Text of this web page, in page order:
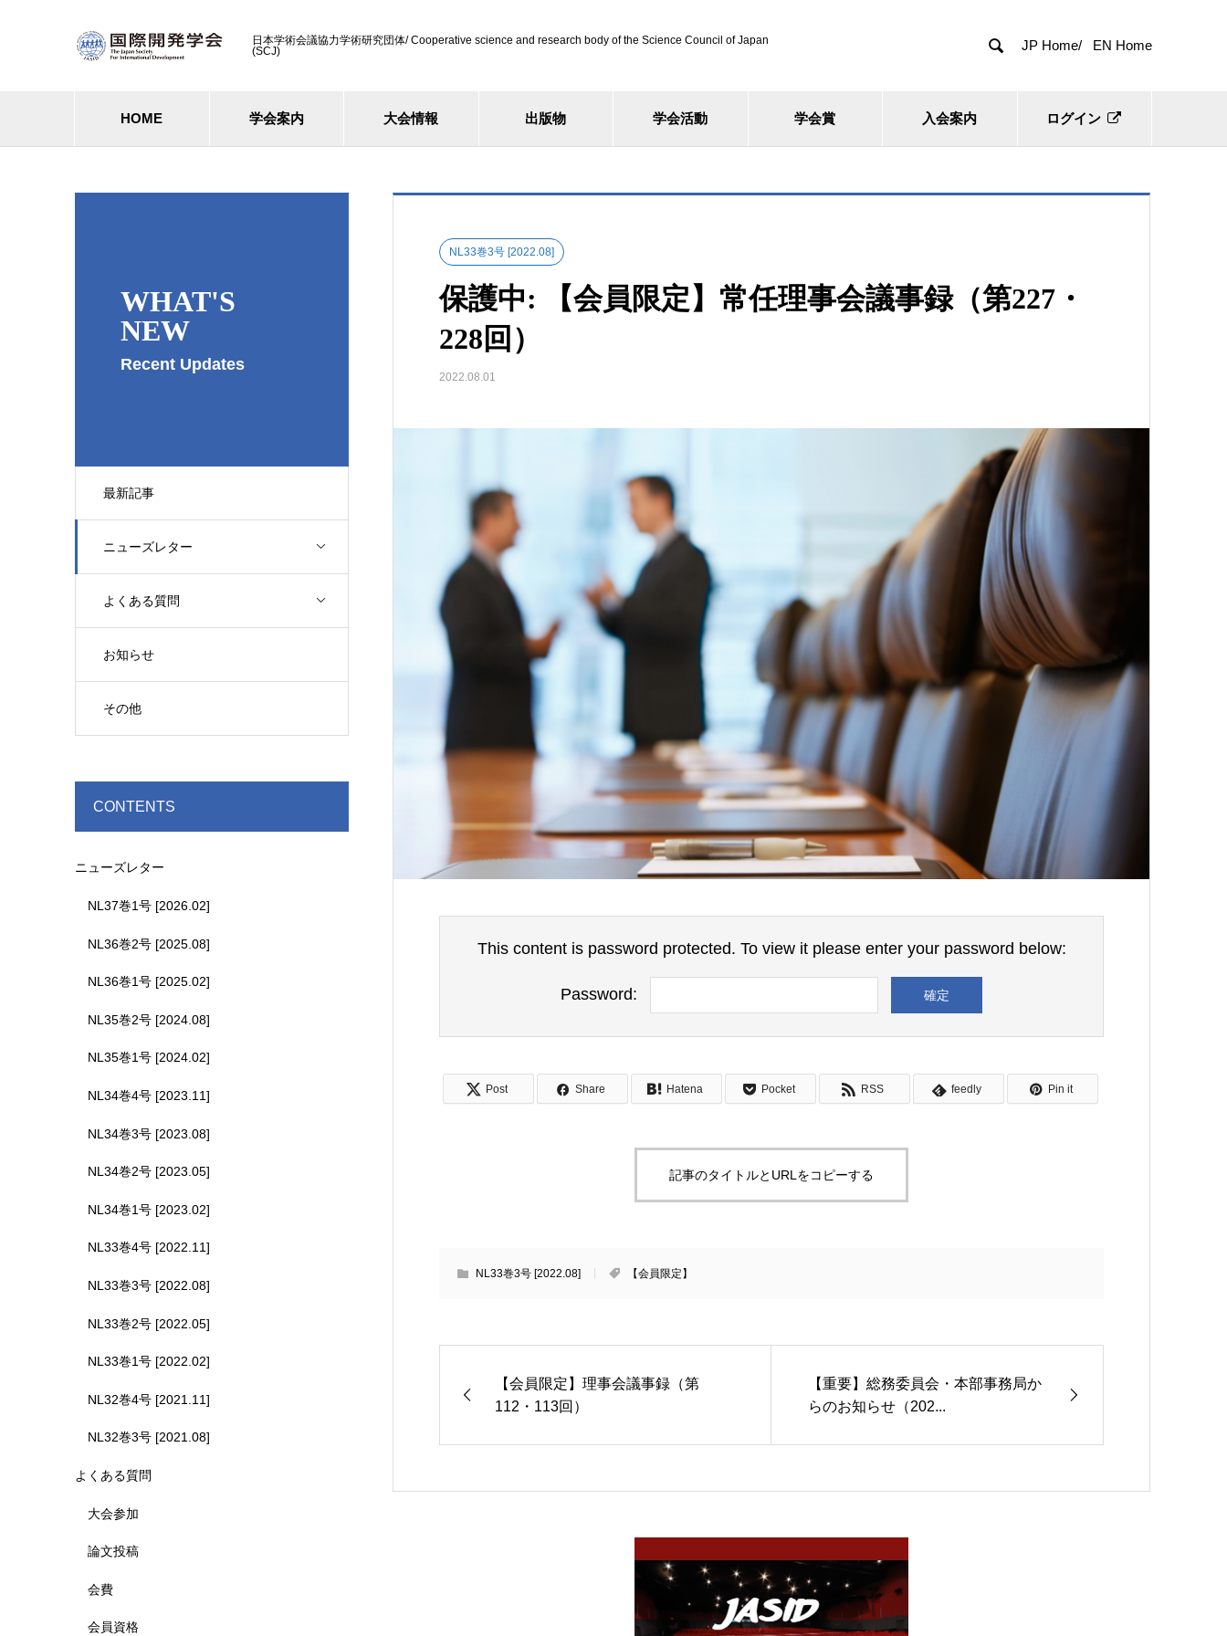
日本学術会議協力学術研究団体/ Cooperative science and research body of the Science Council of Japan
(SCJ)
 JP Home/ EN Home
HOME 学会案内 大会情報 出版物 学会活動 学会賞 入会案内 ログイン
WHAT'S
NEW
Recent Updates
最新記事
ニューズレター
よくある質問
お知らせ
その他
NL33巻3号 [2022.08]
保護中: 【会員限定】常任理事会議事録（第227・
228回）
2022.08.01
This content is password protected. To view it please enter your password below:
Password:
Post Share Hatena Pocket RSS feedly Pin it
記事のタイトルとURLをコピーする
NL33巻3号 [2022.08] 【会員限定】
【会員限定】理事会議事録（第
112・113回）
【重要】総務委員会・本部事務局か
らのお知らせ（202...
CONTENTS
ニューズレター
NL37巻1号 [2026.02]
NL36巻2号 [2025.08]
NL36巻1号 [2025.02]
NL35巻2号 [2024.08]
NL35巻1号 [2024.02]
NL34巻4号 [2023.11]
NL34巻3号 [2023.08]
NL34巻2号 [2023.05]
NL34巻1号 [2023.02]
NL33巻4号 [2022.11]
NL33巻3号 [2022.08]
NL33巻2号 [2022.05]
NL33巻1号 [2022.02]
NL32巻4号 [2021.11]
NL32巻3号 [2021.08]
よくある質問
大会参加
論文投稿
会費
会員資格